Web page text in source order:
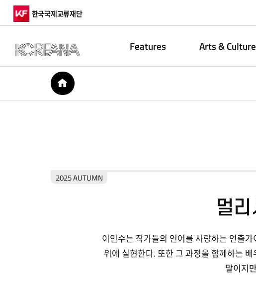
한국국제교류재단
Features Arts & Culture
HOME
2025 AUTUMN
멀
이인수는 작가들의 언어를 사랑하는 연출
위에 실현한다. 또한 그 과정을 함께하는
말이지